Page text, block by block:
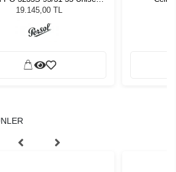
Güneş Gözlüğü
19.145,00 TL